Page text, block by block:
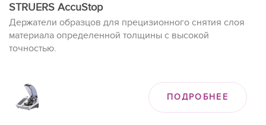
STRUERS AccuStop
Держатели образцов для прецизионного снятия слоя
материала определенной толщины с высокой
точностью.
ПОДРОБНЕЕ